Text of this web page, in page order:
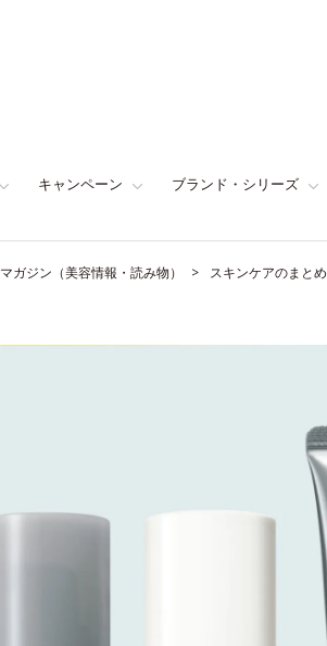
キャンペーン ブランド・シリーズ
マガジン（美容情報・読み物） スキンケアのまとめ